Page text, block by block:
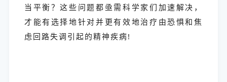
当平衡？这些问题都亟需科学家们加速解决，
才能有选择地针对并更有效地治疗由恐惧和焦
虑回路失调引起的精神疾病!